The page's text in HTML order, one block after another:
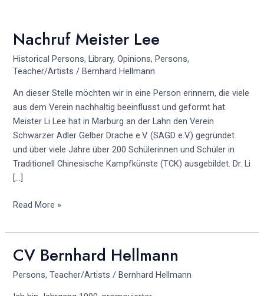
Nachruf Meister Lee
Historical Persons,Library,Opinions,Persons,
Teacher/Artists /Bernhard Hellmann
An dieser Stelle möchten wir in eine Person erinnern, die viele
aus dem Verein nachhaltig beeinflusst und geformt hat.
Meister Li Lee hat in Marburg an der Lahn den Verein
Schwarzer Adler Gelber Drache e.V. (SAGD e.V.) gegründet
und über viele Jahre über 200 Schülerinnen und Schüler in
Traditionell Chinesische Kampfkünste (TCK) ausgebildet. Dr. Li
[…]
Nachruf
Lee
Read More »
CV Bernhard Hellmann
Persons,Teacher/Artists /Bernhard Hellmann
CV
Hellmann